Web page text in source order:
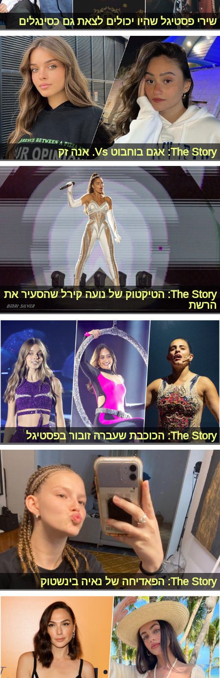
שירי פסטיגל שהיו יכולים לצאת גם כסינגלים
The Story: אגם בוחבוט Vs. אנה זק
The Story: הטיקטוק של נועה קירל שהסעיר את
הרשת
The Story: הכוכבת שעברה זובור בפסטיגל
The Story: הפאדיחה של נאיה בינשטוק